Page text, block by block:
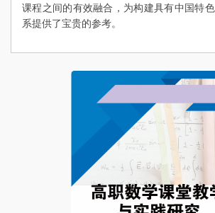
课程之间的有效融合，为构建具有中国特
系提供了宝贵的参考。